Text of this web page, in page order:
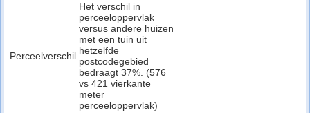
Perceelverschil
Het verschil in
perceeloppervlak
versus andere huizen
met een tuin uit
hetzelfde
postcodegebied
bedraagt 37%. (576
vs 421 vierkante
meter
perceeloppervlak)